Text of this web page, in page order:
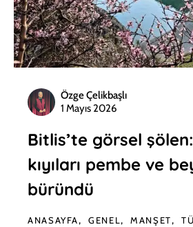
Özge Çelikbaşlı
1 Mayıs 2026
Bitlis’te görsel
kıyıları pembe ve
büründü
ANASAYFA GENEL MANŞET